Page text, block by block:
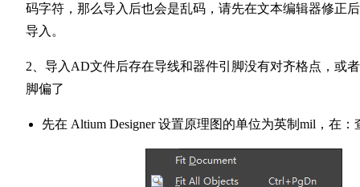
码字符，那么导入后也会是乱码，请先在文本编辑器修正
导入。
2、导入AD文件后存在导线和器件引脚没有对齐格点，或
脚偏了
先在 Altium Designer 设置原理图的单位为英制mil，在：